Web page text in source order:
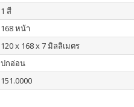
1 สี
168 หน้า
120 x 168 x 7 มิลลิเมตร
ปกอ่อน
151.0000